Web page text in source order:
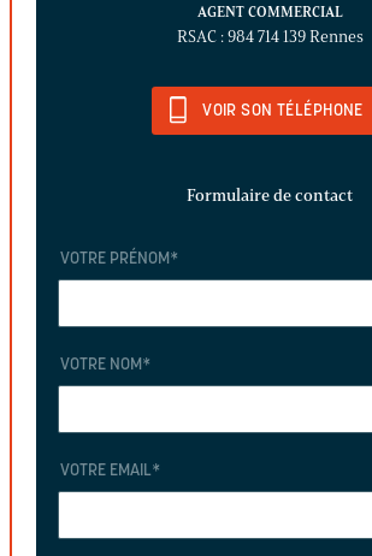
AGENT COMMERCIAL
RSAC : 984 714 139 Rennes
VOIR SON TÉLÉPHONE
Formulaire de contact
VOTRE PRÉNOM*
VOTRE NOM*
VOTRE EMAIL*